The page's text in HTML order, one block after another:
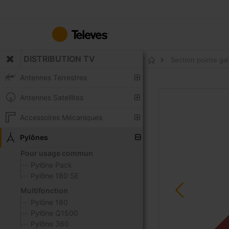
contenu
DISTRIBUTION TV
Antennes Terrestres
Antennes Satellites
Accessoires Mécaniques
Pylônes
Pour usage commun
Pylône Pack
Pylône 180 SE
Multifonction
Pylône 180
Pylône Q1500
Pylône 360